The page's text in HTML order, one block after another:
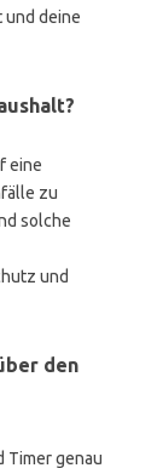
und deine
eine
zu
solche
und
den
Timer genau